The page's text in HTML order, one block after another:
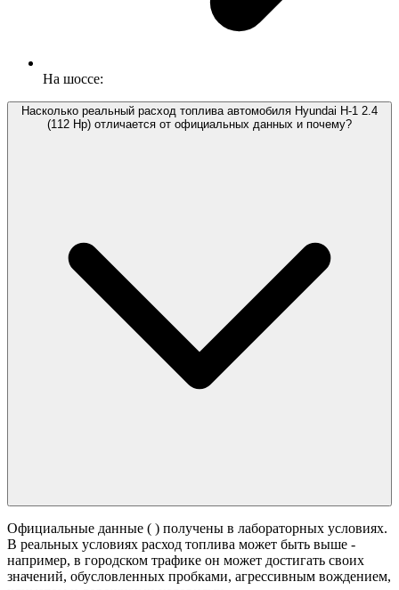
На шоссе:
Насколько реальный расход топлива автомобиля Hyundai H-1 2.4
(112 Hp) отличается от официальных данных и почему?
Официальные данные ( ) получены в лабораторных условиях.
В реальных условиях расход топлива может быть выше -
например, в городском трафике он может достигать своих
значений, обусловленных пробками, агрессивным вождением,